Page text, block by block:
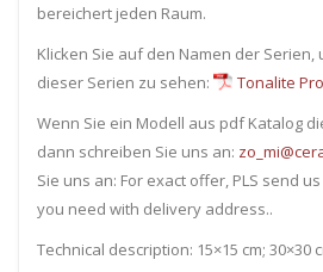
bereichert jeden Raum.
Klicken Sie auf den Namen der Serien,
dieser Serien zu sehen:
Tonalite
Wenn Sie ein Modell aus pdf Katalog
dann schreiben Sie uns an:
Sie uns an: For exact offer, PLS send
you need with delivery address..
Technical description: 15×15 cm; 30×30